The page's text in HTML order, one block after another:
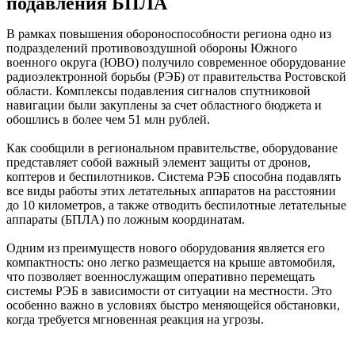
В рамках повышения обороноспособности региона одно из
подразделений противовоздушной обороны Южного
военного округа (ЮВО) получило современное оборудование
радиоэлектронной борьбы (РЭБ) от правительства Ростовской
области. Комплексы подавления сигналов спутниковой
навигации были закуплены за счет областного бюджета и
обошлись в более чем 51 млн рублей.
Как сообщили в региональном правительстве, оборудование
представляет собой важный элемент защиты от дронов,
коптеров и беспилотников. Система РЭБ способна подавлять
все виды работы этих летательных аппаратов на расстоянии
до 10 километров, а также отводить беспилотные летательные
аппараты (БПЛА) по ложным координатам.
Одним из преимуществ нового оборудования является его
компактность: оно легко размещается на крыше автомобиля,
что позволяет военнослужащим оперативно перемещать
системы РЭБ в зависимости от ситуации на местности. Это
особенно важно в условиях быстро меняющейся обстановки,
когда требуется мгновенная реакция на угрозы.